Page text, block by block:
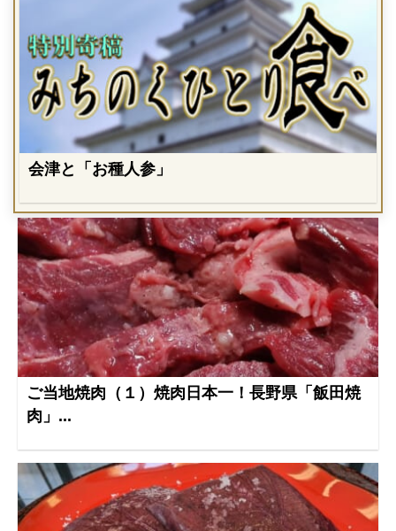
会津と「お種人参」
ご当地焼肉（１）焼肉日本一！長野県「飯田焼
肉」...